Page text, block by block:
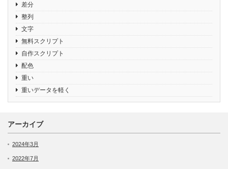
差分
整列
文字
無料スクリプト
自作スクリプト
配色
重い
重いデータを軽く
アーカイブ
2024年3月
2022年7月